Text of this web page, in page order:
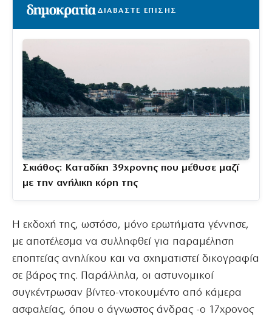
ΔΙΑΒΑΣΤΕ ΕΠΙΣΗΣ
Σκιάθος: Καταδίκη 39χρονης που μέθυσε μαζί
με την ανήλικη κόρη της
Η εκδοχή της, ωστόσο, μόνο ερωτήματα γέννησε,
με αποτέλεσμα να συλληφθεί για παραμέληση
εποπτείας ανηλίκου και να σχηματιστεί δικογραφία
σε βάρος της. Παράλληλα, οι αστυνομικοί
συγκέντρωσαν βίντεο-ντοκουμέντο από κάμερα
ασφαλείας, όπου ο άγνωστος άνδρας -ο 17χρονος